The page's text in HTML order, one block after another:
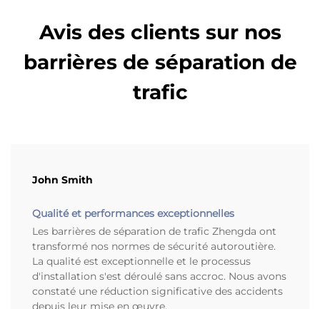
Avis des clients sur nos
barrières de séparation de
trafic
John Smith
Qualité et performances exceptionnelles
Les barrières de séparation de trafic Zhengda ont
transformé nos normes de sécurité autoroutière.
La qualité est exceptionnelle et le processus
d'installation s'est déroulé sans accroc. Nous avons
constaté une réduction significative des accidents
depuis leur mise en œuvre.